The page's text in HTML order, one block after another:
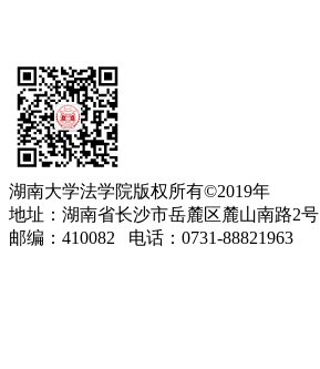
湖南大学法学院版权所有©2019年
地址：湖南省长沙市岳麓区麓山南路2号
邮编：410082 电话：0731-88821963